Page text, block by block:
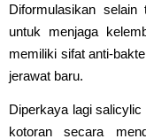
Diformulasikan
untuk menjaga
memiliki sifat anti-
jerawat baru.
Diperkaya lagi
kotoran secara